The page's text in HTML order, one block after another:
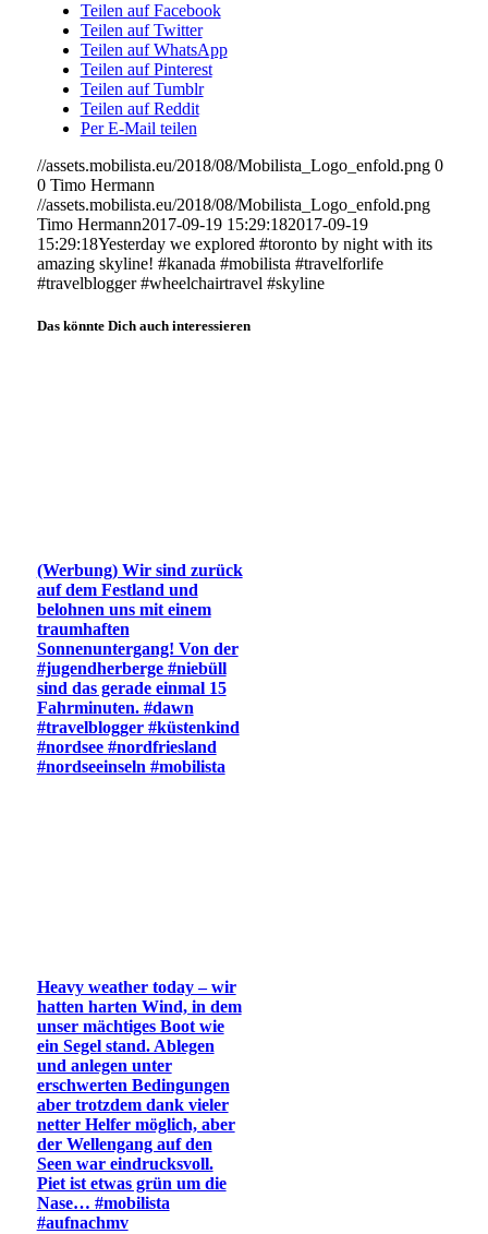
Teilen auf Facebook
Teilen auf Twitter
Teilen auf WhatsApp
Teilen auf Pinterest
Teilen auf Tumblr
Teilen auf Reddit
Per E-Mail teilen
//assets.mobilista.eu/2018/08/Mobilista_Logo_enfold.png 0
0 Timo Hermann
//assets.mobilista.eu/2018/08/Mobilista_Logo_enfold.png
Timo Hermann2017-09-19 15:29:182017-09-19
15:29:18Yesterday we explored #toronto by night with its
amazing skyline! #kanada #mobilista #travelforlife
#travelblogger #wheelchairtravel #skyline
Das könnte Dich auch interessieren
(Werbung) Wir sind zurück
auf dem Festland und
belohnen uns mit einem
traumhaften
Sonnenuntergang! Von der
#jugendherberge #niebüll
sind das gerade einmal 15
Fahrminuten. #dawn
#travelblogger #küstenkind
#nordsee #nordfriesland
#nordseeinseln #mobilista
Heavy weather today – wir
hatten harten Wind, in dem
unser mächtiges Boot wie
ein Segel stand. Ablegen
und anlegen unter
erschwerten Bedingungen
aber trotzdem dank vieler
netter Helfer möglich, aber
der Wellengang auf den
Seen war eindrucksvoll.
Piet ist etwas grün um die
Nase… #mobilista
#aufnachmv